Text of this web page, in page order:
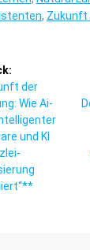
, Zukunft
der
Wie Ai-
und KI